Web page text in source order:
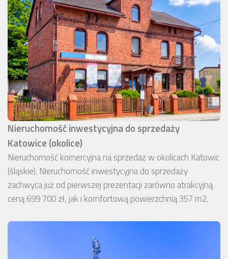
Nieruchomość inwestycyjna do sprzedaży
Katowice (okolice)
Nieruchomość komercyjna na sprzedaż w okolicach Katowic
(śląskie). Nieruchomość inwestycyjna do sprzedaży
zachwyca już od pierwszej prezentacji zarówno atrakcyjną
ceną 699 700 zł, jak i komfortową powierzchnią 357 m2.